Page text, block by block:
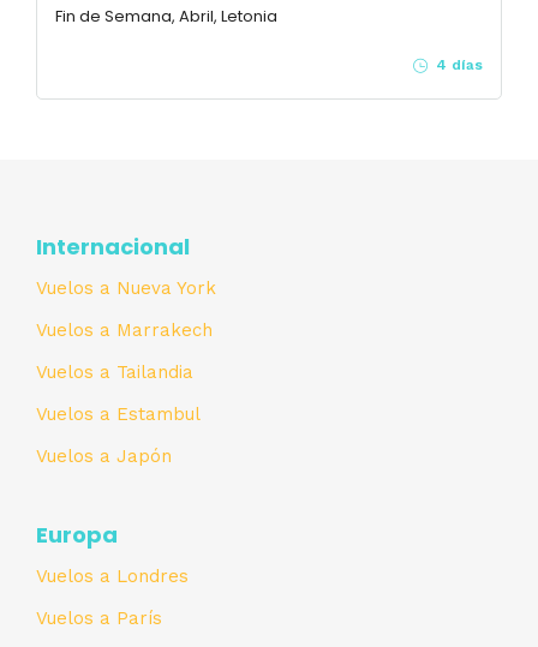
Fin de Semana, Abril, Letonia
4 días
Internacional
Vuelos a Nueva York
Vuelos a Marrakech
Vuelos a Tailandia
Vuelos a Estambul
Vuelos a Japón
Europa
Vuelos a Londres
Vuelos a París